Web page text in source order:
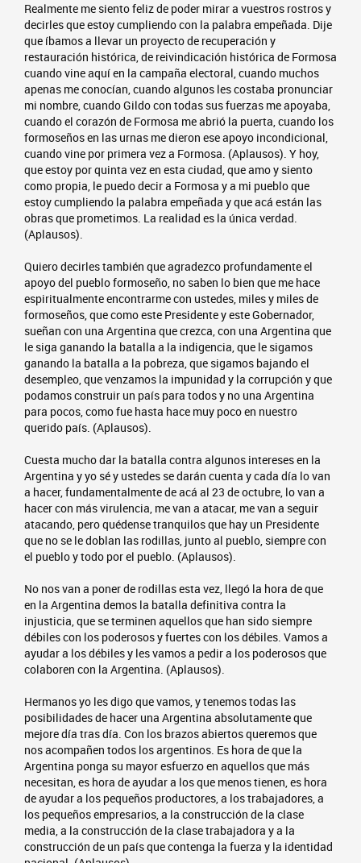
Realmente me siento feliz de poder mirar a vuestros rostros y
decirles que estoy cumpliendo con la palabra empeñada. Dije
que íbamos a llevar un proyecto de recuperación y
restauración histórica, de reivindicación histórica de Formosa
cuando vine aquí en la campaña electoral, cuando muchos
apenas me conocían, cuando algunos les costaba pronunciar
mi nombre, cuando Gildo con todas sus fuerzas me apoyaba,
cuando el corazón de Formosa me abrió la puerta, cuando los
formoseños en las urnas me dieron ese apoyo incondicional,
cuando vine por primera vez a Formosa. (Aplausos). Y hoy,
que estoy por quinta vez en esta ciudad, que amo y siento
como propia, le puedo decir a Formosa y a mi pueblo que
estoy cumpliendo la palabra empeñada y que acá están las
obras que prometimos. La realidad es la única verdad.
(Aplausos).
Quiero decirles también que agradezco profundamente el
apoyo del pueblo formoseño, no saben lo bien que me hace
espiritualmente encontrarme con ustedes, miles y miles de
formoseños, que como este Presidente y este Gobernador,
sueñan con una Argentina que crezca, con una Argentina que
le siga ganando la batalla a la indigencia, que le sigamos
ganando la batalla a la pobreza, que sigamos bajando el
desempleo, que venzamos la impunidad y la corrupción y que
podamos construir un país para todos y no una Argentina
para pocos, como fue hasta hace muy poco en nuestro
querido país. (Aplausos).
Cuesta mucho dar la batalla contra algunos intereses en la
Argentina y yo sé y ustedes se darán cuenta y cada día lo van
a hacer, fundamentalmente de acá al 23 de octubre, lo van a
hacer con más virulencia, me van a atacar, me van a seguir
atacando, pero quédense tranquilos que hay un Presidente
que no se le doblan las rodillas, junto al pueblo, siempre con
el pueblo y todo por el pueblo. (Aplausos).
No nos van a poner de rodillas esta vez, llegó la hora de que
en la Argentina demos la batalla definitiva contra la
injusticia, que se terminen aquellos que han sido siempre
débiles con los poderosos y fuertes con los débiles. Vamos a
ayudar a los débiles y les vamos a pedir a los poderosos que
colaboren con la Argentina. (Aplausos).
Hermanos yo les digo que vamos, y tenemos todas las
posibilidades de hacer una Argentina absolutamente que
mejore día tras día. Con los brazos abiertos queremos que
nos acompañen todos los argentinos. Es hora de que la
Argentina ponga su mayor esfuerzo en aquellos que más
necesitan, es hora de ayudar a los que menos tienen, es hora
de ayudar a los pequeños productores, a los trabajadores, a
los pequeños empresarios, a la construcción de la clase
media, a la construcción de la clase trabajadora y a la
construcción de un país que contenga la fuerza y la identidad